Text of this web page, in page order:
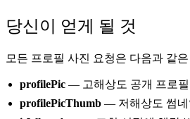
당신이 얻게 될 것
모든 프로필 사진 요청은 다음과 같
profilePic — 고해상도 공개 프로
profilePicThumb — 저해상도 썸네